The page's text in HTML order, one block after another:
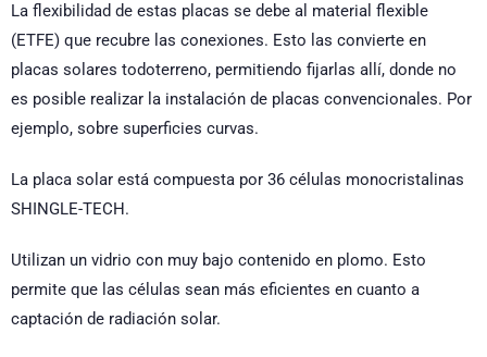
La flexibilidad de estas placas se debe al material flexible
(ETFE) que recubre las conexiones. Esto las convierte en
placas solares todoterreno, permitiendo fijarlas allí, donde no
es posible realizar la instalación de placas convencionales. Por
ejemplo, sobre superficies curvas.
La placa solar está compuesta por 36 células monocristalinas
SHINGLE-TECH.
Utilizan un vidrio con muy bajo contenido en plomo. Esto
permite que las células sean más eficientes en cuanto a
captación de radiación solar.